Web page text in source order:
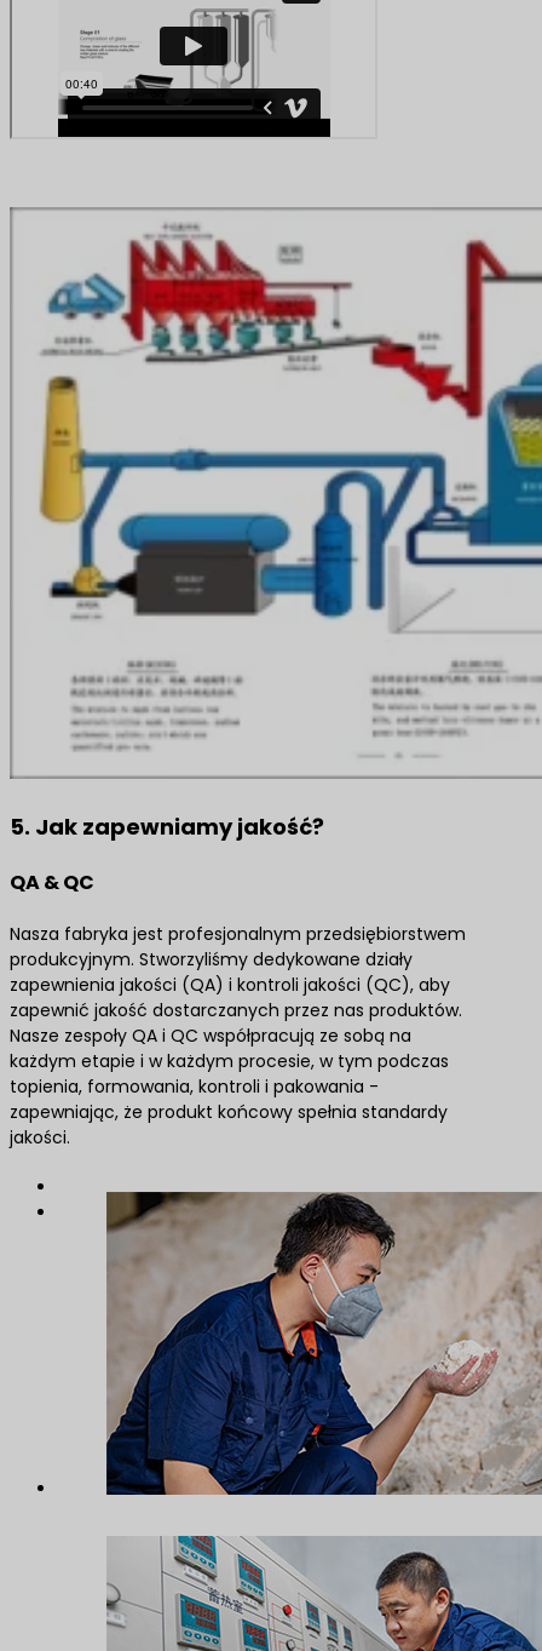
5. Jak zapewniamy jakość?
QA & QC
Nasza fabryka jest profesjonalnym przedsiębiorstwem
produkcyjnym. Stworzyliśmy dedykowane działy
zapewnienia jakości (QA) i kontroli jakości (QC), aby
zapewnić jakość dostarczanych przez nas produktów.
Nasze zespoły QA i QC współpracują ze sobą na
każdym etapie i w każdym procesie, w tym podczas
topienia, formowania, kontroli i pakowania -
zapewniając, że produkt końcowy spełnia standardy
jakości.